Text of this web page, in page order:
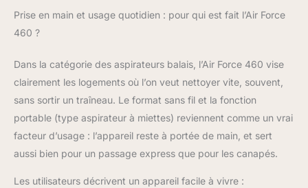
performance en
pour canapé et 1 mini
brosse électrique pour
enlever les poils
d'animaux Capacité du
0,65 l
Prise en main et usage quotidien : pour qui est fait l’Air Force
460 ?
Dans la catégorie des aspirateurs balais, l’Air Force 460 vise
clairement les logements où l’on veut nettoyer vite, souvent,
sans sortir un traîneau. Le format sans fil et la fonction
portable (type aspirateur à miettes) reviennent comme un vrai
facteur d’usage : l’appareil reste à portée de main, et sert
aussi bien pour un passage express que pour les canapés.
Les utilisateurs décrivent un appareil facile à vivre :